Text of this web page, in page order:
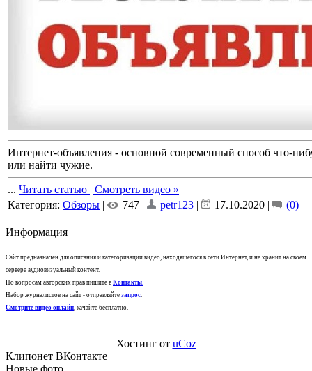
Интернет-объявления - основной современный способ что-
или найти чужие.
... Читать статью | Смотреть видео »
Категория: Обзоры | 747 | petr123 | 17.10.2020 | (0)
Информация
Сайт предназначен для описания и категоризации видео, находящегося в сети Интернет, и не хранит на своем
сервере аудиовизуальный контент.
По вопросам авторских прав пишите в Контакты.
Набор журналистов на сайт - отправляйте запрос.
Смотрите видео онлайн, качайте бесплатно.
Хостинг от uCoz
Клипонет ВКонтакте